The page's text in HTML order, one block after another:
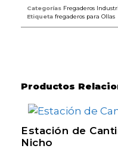
Categorías Fregaderos
Etiqueta fregaderos para Ollas
Productos
Estación de
Nicho